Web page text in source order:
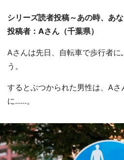
シリーズ読者投稿～あの時、あ
投稿者：Aさん（千葉県）
Aさんは先日、自転車で歩行者
う。
するとぶつかられた男性は、A
に......。